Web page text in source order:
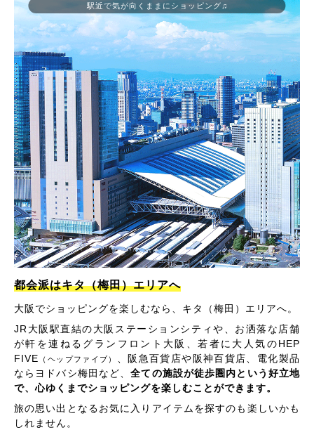
都会派はキタ（梅田）エリアへ
大阪でショッピングを楽しむなら、キタ（梅田）エリアへ。
JR大阪駅直結の大阪ステーションシティや、お洒落な店舗
が軒を連ねるグランフロント大阪、若者に大人気のHEP
FIVE （ヘップファイブ）
、阪急百貨店や阪神百貨店、電化製品
ならヨドバシ梅田など、全ての施設が徒歩圏内という好立地
で、心ゆくまでショッピングを楽しむことができます。
旅の思い出となるお気に入りアイテムを探すのも楽しいかも
しれません。
駅近で気が向くままにショッピング♫